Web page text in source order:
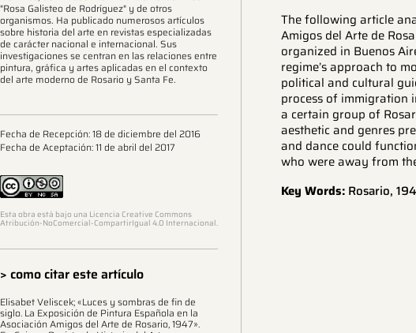
"Rosa Galisteo de Rodríguez" y de otros
organismos. Ha publicado numerosos artículos
sobre historia del arte en revistas especializadas
de carácter nacional e internacional. Sus
investigaciones se centran en las relaciones entre
pintura, gráfica y artes aplicadas en el contexto
del arte moderno de Rosario y Santa Fe.
Fecha de Recepción: 18 de diciembre del 2016
Fecha de Aceptación: 11 de abril del 2017
Esta obra está bajo una Licencia Creative Commons
Atribución-NoComercial-CompartirIgual 4.0 Internacional.
> como citar este artículo
Elisabet Veliscek; «Luces y sombras de fin de
siglo. La Exposición de Pintura Española en la
Asociación Amigos del Arte de Rosario, 1947».
The following article
Amigos del Arte de
organized in Buenos
regime’s approach to
political and cultural
process of immigration
a certain group of
aesthetic and genres
and dance could
who were away from
Key Words: Rosario,